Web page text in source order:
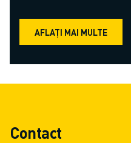
AFLAȚI MAI MULTE
Contact